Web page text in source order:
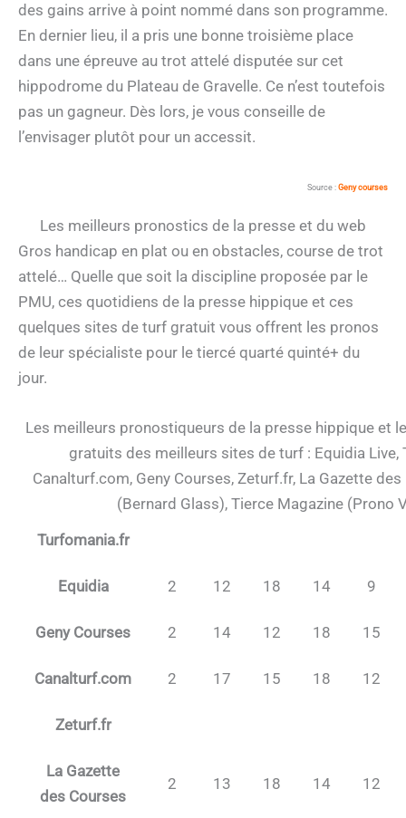
des gains arrive à point nommé dans son programme.
En dernier lieu, il a pris une bonne troisième place
dans une épreuve au trot attelé disputée sur cet
hippodrome du Plateau de Gravelle. Ce n’est toutefois
pas un gagneur. Dès lors, je vous conseille de
l’envisager plutôt pour un accessit.
Source : Geny courses
Les meilleurs pronostics de la presse et du web
Gros handicap en plat ou en obstacles, course de trot
attelé… Quelle que soit la discipline proposée par le
PMU, ces quotidiens de la presse hippique et ces
quelques sites de turf gratuit vous offrent les pronos
de leur spécialiste pour le tiercé quarté quinté+ du
jour.
Les meilleurs pronostiqueurs de la presse hippique et
gratuits des meilleurs sites de turf : Equidia Live,
Canalturf.com, Geny Courses, Zeturf.fr, La Gazette des
(Bernard Glass), Tierce Magazine (Prono
Turfomania.fr
Equidia 2 12 18 14 9
Geny Courses 2 14 12 18 15
Canalturf.com 2 17 15 18 12
Zeturf.fr
La Gazette
des Courses
2 13 18 14 12